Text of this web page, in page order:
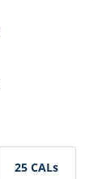
25 CALs